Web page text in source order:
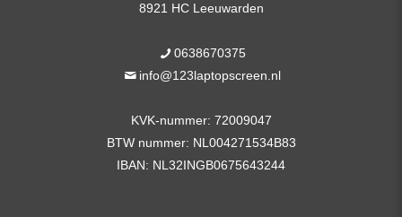
8921 HC Leeuwarden
0638670375
info@123laptopscreen.nl
KVK-nummer: 72009047
BTW nummer: NL004271534B83
IBAN: NL32INGB0675643244